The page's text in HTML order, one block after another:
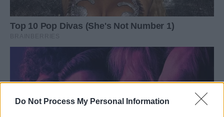
Do Not Process My Personal Information